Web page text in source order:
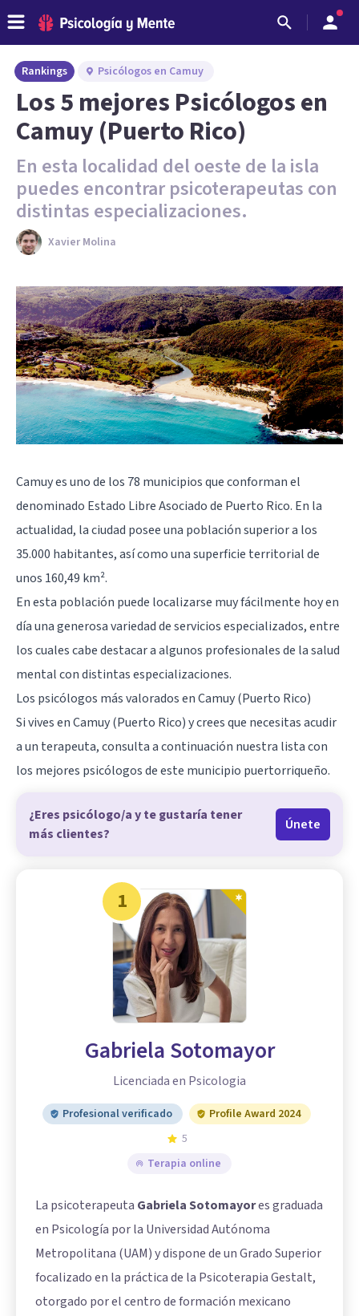
Rankings Psicólogos en Camuy
Los 5 mejores Psicólogos en
Camuy (Puerto Rico)
En esta localidad del oeste de la isla
puedes encontrar psicoterapeutas con
distintas especializaciones.
Xavier Molina
Camuy es uno de los 78 municipios que conforman el
denominado Estado Libre Asociado de Puerto Rico. En la
actualidad, la ciudad posee una población superior a los
35.000 habitantes, así como una superficie territorial de
unos 160,49 km².
En esta población puede localizarse muy fácilmente hoy en
día una generosa variedad de servicios especializados, entre
los cuales cabe destacar a algunos profesionales de la salud
mental con distintas especializaciones.
Los psicólogos más valorados en Camuy (Puerto Rico)
Si vives en Camuy (Puerto Rico) y crees que necesitas acudir
a un terapeuta, consulta a continuación nuestra lista con
los mejores psicólogos de este municipio puertorriqueño.
¿Eres psicólogo/a y te gustaría tener
más clientes?
Únete
1
Gabriela Sotomayor
Licenciada en Psicologia
Profesional verificado
Profile Award 2024
5
Terapia online
La psicoterapeuta Gabriela Sotomayores graduada
en Psicología por la Universidad Autónoma
Metropolitana (UAM) y dispone de un Grado Superior
focalizado en la práctica de la Psicoterapia Gestalt,
otorgado por el centro de formación mexicano